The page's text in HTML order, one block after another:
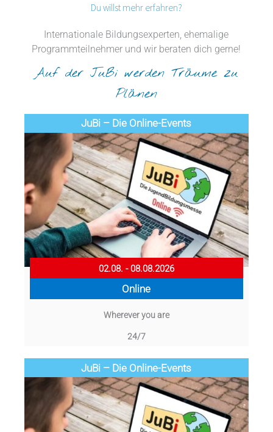
Du willst mehr erfahren?
Internationale Bildungsexperten, ehemalige
Programmteilnehmer und wir beraten dich gerne!
Auf der JuBi werden Träume zu
Plänen
JuBi – Die Online-Events
02.08. - 08.08.2026
Online
Wherever you are
24/7
JuBi – Die Online-Events